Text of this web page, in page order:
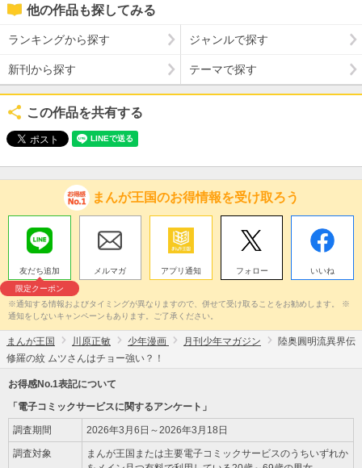
他の作品も探してみる
ランキングから探す ジャンルで探す
新刊から探す テーマで探す
この作品を共有する
まんが王国のお得情報を受け取ろう
友だち追加
限定クーポン
メルマガ アプリ通知 フォロー いいね
※通知する情報およびタイミングが異なりますので、併せて受け取ることをお勧めします。 ※
通知をしないキャンペーンもあります。ご了承ください。
まんが王国 川原正敏 少年漫画 月刊少年マガジン
陸奥圓明流異界伝
修羅の紋 ムツさんはチョー強い？！
お得感No.1表記について
「電子コミックサービスに関するアンケート」
調査期間 2026年3月6日～2026年3月18日
調査対象
まんが王国または主要電子コミックサービスのうちいずれか